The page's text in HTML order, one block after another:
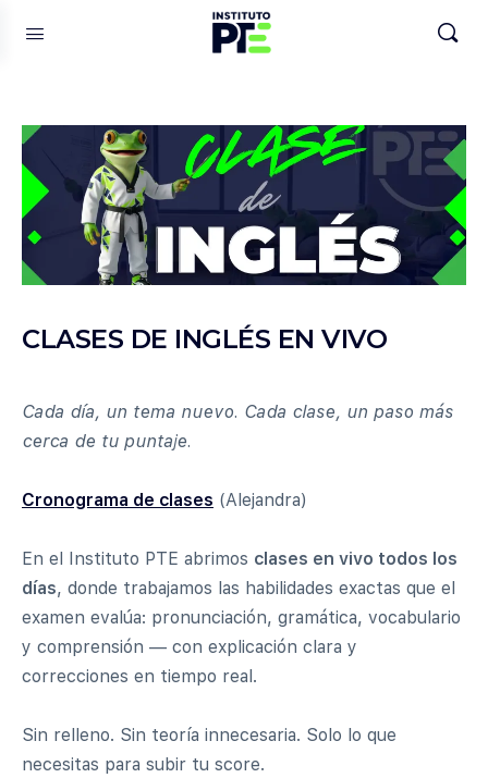
CLASES DE INGLÉS EN VIVO
Cada día, un tema nuevo. Cada clase, un paso más
cerca de tu puntaje.
Cronograma de clases (Alejandra)
En el Instituto PTE abrimos clases en vivo todos los
días, donde trabajamos las habilidades exactas que el
examen evalúa: pronunciación, gramática, vocabulario
y comprensión — con explicación clara y
correcciones en tiempo real.
Sin relleno. Sin teoría innecesaria. Solo lo que
necesitas para subir tu score.